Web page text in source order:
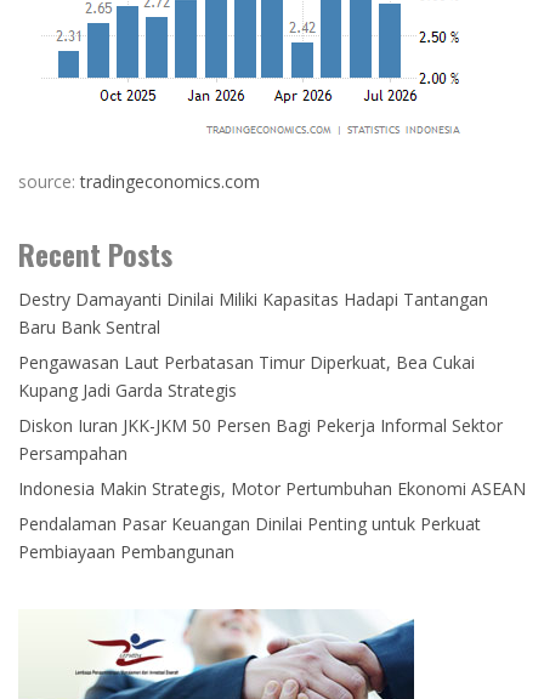
source:tradingeconomics.com
Recent Posts
Destry Damayanti Dinilai Miliki Kapasitas Hadapi Tantangan
Baru Bank Sentral
Pengawasan Laut Perbatasan Timur Diperkuat, Bea Cukai
Kupang Jadi Garda Strategis
Diskon Iuran JKK-JKM 50 Persen Bagi Pekerja Informal Sektor
Persampahan
Indonesia Makin Strategis, Motor Pertumbuhan Ekonomi ASEAN
Pendalaman Pasar Keuangan Dinilai Penting untuk Perkuat
Pembiayaan Pembangunan